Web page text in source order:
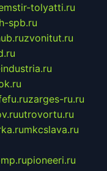
tolyatti.ru
spb.ru
zvonitut.ru
zarges-ru.ru
utrovortu.ru
mkcslava.ru
pioneeri.ru